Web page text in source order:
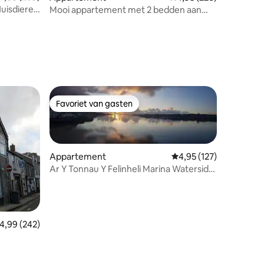
Mooi appartement met 2 bedden aan
beoordeling van 4,99 uit 5, 242 recensies
4,99 (242)
Favoriet van gasten
Favoriet van gasten
Appartement Gemiddelde
4,95 (127)
Ar Y Tonnau Y Felinheli Marina Waterside